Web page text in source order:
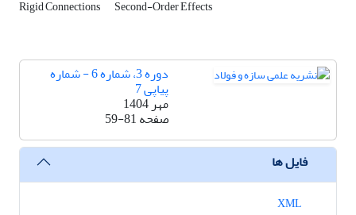
Rigid Connections Second-Order Effects
دوره 3، شماره 6 - شماره
پیاپی 7
مهر 1404
صفحه59-81
فایل ها